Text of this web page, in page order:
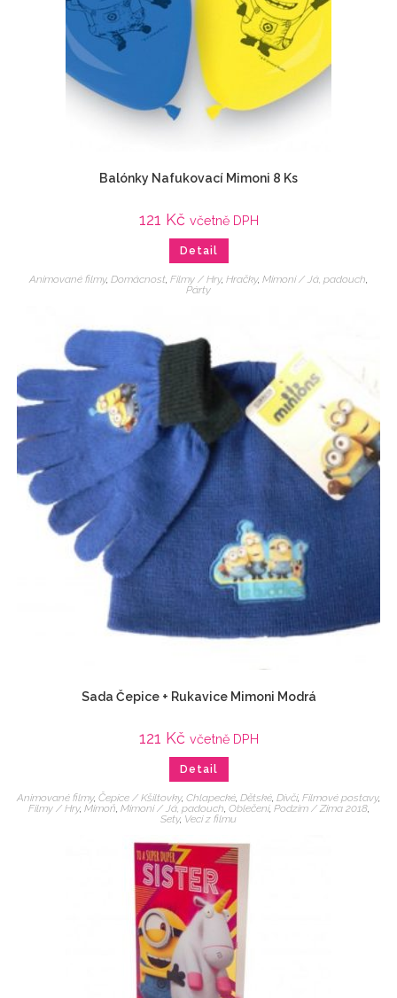
Balónky Nafukovací Mimoni 8 Ks
121 Kč včetně DPH
Detail
Animované filmy, Domácnost Filmy / Hry, Hračky, Mimoni / Já, padouch
Párty
Sada Čepice + Rukavice Mimoni Modrá
121 Kč včetně DPH
Detail
Animované filmy, Čepice / Kšiltovky, Chlapecké, Dětské, Dívčí, Filmové postavy,
Filmy / Hry, Mimoň, Mimoni / Já, padouch, Oblečení, Podzim / Zima 2018,
Sety, Veci z filmu